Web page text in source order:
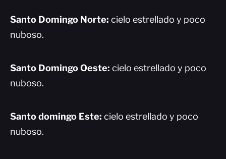
Santo Domingo Norte: cielo estrellado y poco
nuboso.
Santo Domingo Oeste: cielo estrellado y poco
nuboso.
Santo domingo Este: cielo estrellado y poco
nuboso.